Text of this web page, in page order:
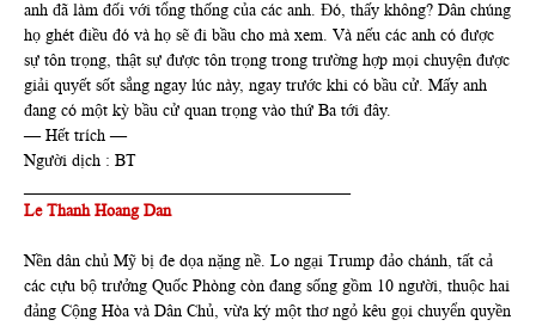
anh đã làm đối với tổng thống của các anh. Đó, thấy không? Dân chúng
họ ghét điều đó và họ sẽ đi bầu cho mà xem. Và nếu các anh có được
sự tôn trọng, thật sự được tôn trọng trong trường hợp mọi chuyện được
giải quyết sốt sắng ngay lúc này, ngay trước khi có bầu cử. Mấy anh
đang có một kỳ bầu cử quan trọng vào thứ Ba tới đây.
— Hết trích —
Người dịch : BT
Le Thanh Hoang Dan
Nền dân chủ Mỹ bị đe dọa nặng nề. Lo ngại Trump đảo chánh, tất cả
các cựu bộ trưởng Quốc Phòng còn đang sống gồm 10 người, thuộc hai
đảng Cộng Hòa và Dân Chủ, vừa ký một thơ ngỏ kêu gọi chuyển quyền